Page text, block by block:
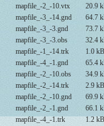
mapfile_-2_-10.vtx
20.9
mapfile_-3_-14.gnd
64.7
mapfile_-3_-3.gnd
73.7
mapfile_-3_-3.obs
32.4
mapfile_-1_-14.trk
1.0 kB
mapfile_-4_-1.gnd
65.4
mapfile_-2_-10.obs
34.9
mapfile_-2_-14.trk
2.9 kB
mapfile_-2_-10.gnd
69.9
mapfile_-2_-1.gnd
66.1
mapfile_-4_-1.trk
1.2 kB